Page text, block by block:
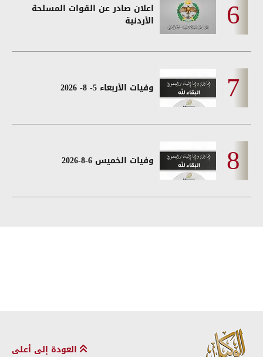
اعلان صادر عن القوات المسلحة
الأردنية
وفيات الأربعاء 5- 8- 2026
وفيات الخميس 6-8-2026
العودة إلى أعلى